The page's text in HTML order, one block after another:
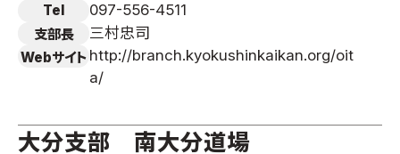
Tel 097-556-4511
支部長 三村忠司
Webサイト http://branch.kyokushinkaikan.org/oit
a/
大分支部 南大分道場